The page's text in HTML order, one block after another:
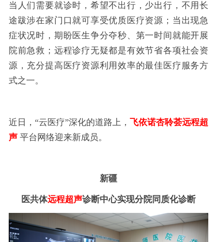
当人们需要就诊时，希望不出行，少出行，不用长
途跋涉在家门口就可享受优质医疗资源；当出现急
症状况时，期盼医生争分夺秒、第一时间就能开展
院前急救；远程诊疗无疑都是有效节省各项社会资
源，充分提高医疗资源利用效率的最佳医疗服务方
式之一。
近日， “云医疗”深化的道路上，飞依诺杏聆荟远程超
声 平台网络迎来新成员。
新疆
医共体远程超声诊断中心实现分院同质化诊断